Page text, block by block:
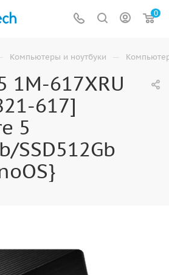
0
Компьютеры и ноутбуки —
1M-617XRU
617]
5
SSD512Gb